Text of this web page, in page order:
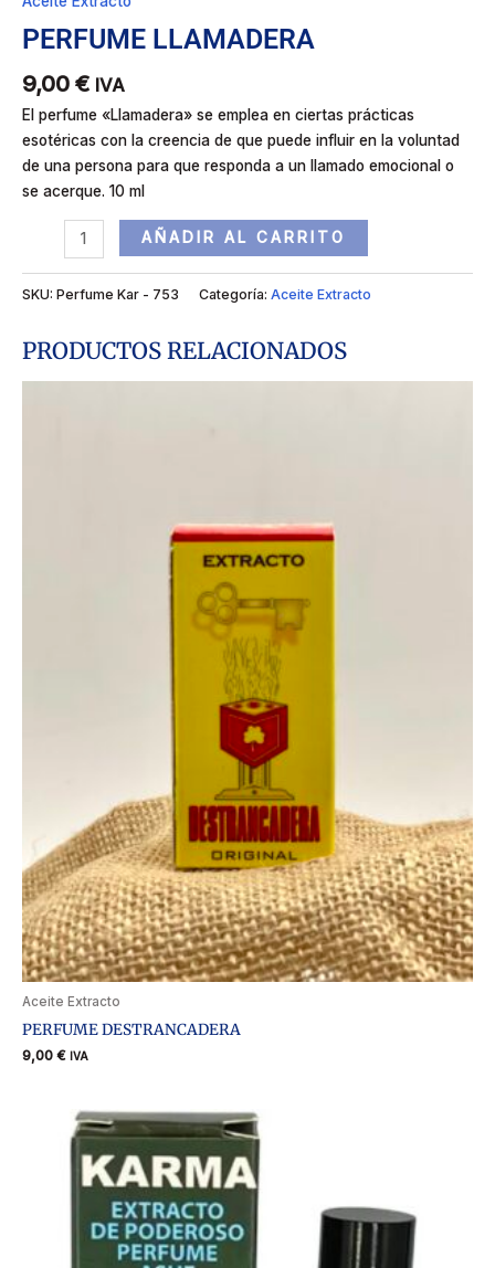
PERFUME LLAMADERA
9,00 € IVA
El perfume «Llamadera» se emplea en ciertas prácticas
esotéricas con la creencia de que puede influir en la voluntad
de una persona para que responda a un llamado emocional o
se acerque. 10 ml
AÑADIR AL CARRITO
SKU: Perfume Kar - 753 Categoría: Aceite Extracto
PRODUCTOS RELACIONADOS
Aceite Extracto
PERFUME DESTRANCADERA
9,00 € IVA